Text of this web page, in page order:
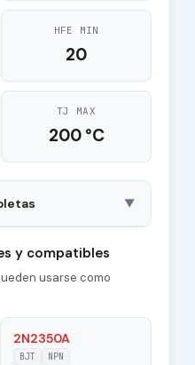
HFE MIN
20
TJ MAX
200 °C
▼
Si
y compatibles
usarse como
2N2350A
BJT NPN